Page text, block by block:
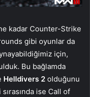
kadar Counter-Strike
gibi oyunlar da
için,
Bu bağlamda
Helldivers 2 olduğunu
ise Call of